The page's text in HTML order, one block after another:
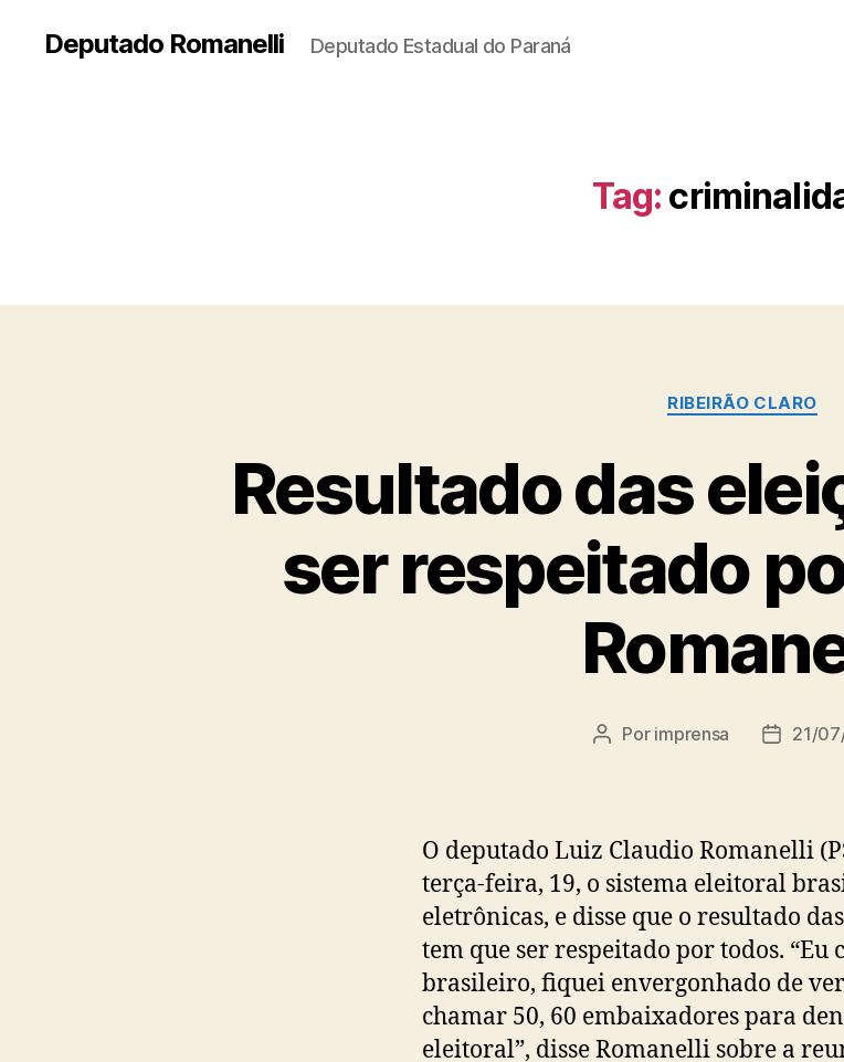
Deputado Romanelli Deputado Estadual do Paraná
Tag:
Categorias
RIBEIRÃO CLARO
Resultado das
ser respeitado
Autor
Por imprensa
Data21/
O deputado Luiz Claudio Romanelli
terça-feira, 19, o sistema eleitoral
eletrônicas, e disse que o resultado
tem que ser respeitado por todos. “Eu
brasileiro, fiquei envergonhado de
chamar 50, 60 embaixadores para
eleitoral”, disse Romanelli sobre a